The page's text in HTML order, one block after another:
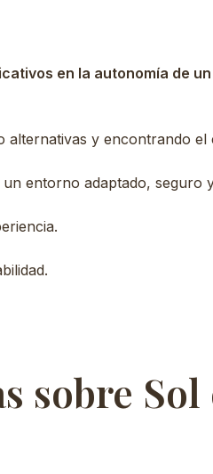
en la autonomía de
y encontrando
entorno adaptado, seguro
sobre